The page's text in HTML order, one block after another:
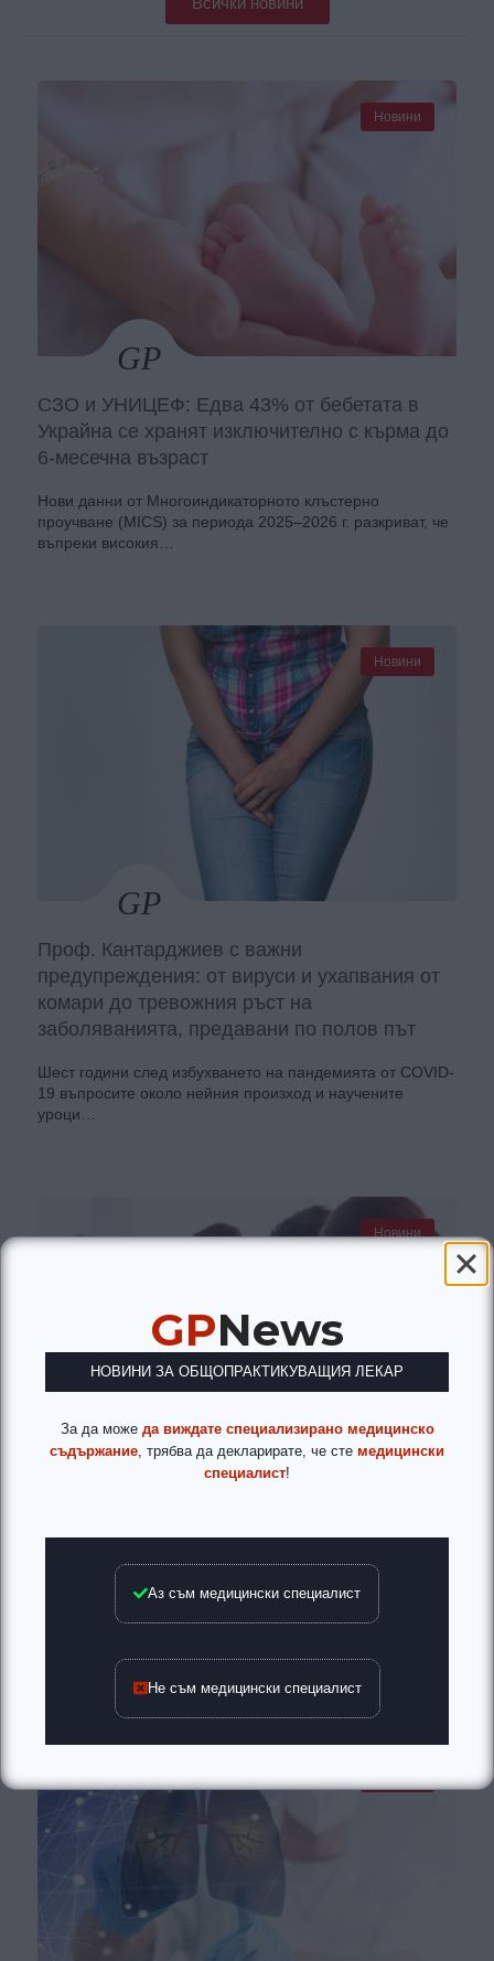
Новини
СЗО и УНИЦЕФ: Едва 43% от бебетата в
Украйна се хранят изключително с кърма до
6-месечна възраст
Нови данни от Многоиндикаторното клъстерно
проучване (MICS) за периода 2025–2026 г. разкриват, че
въпреки високия…
Новини
Проф. Кантарджиев с важни
предупреждения: от вируси и ухапвания от
комари до тревожния ръст на
заболяванията, предавани по полов път
Шест години след избухването на пандемията от COVID-
19 въпросите около нейния произход и научените
уроци…
Новини
закриват 28-те РЗИ
Мащабен план за пълно преструктуриране на
структури е подготвила…
GPNews
НОВИНИ ЗА ОБЩОПРАКТИКУВАЩИЯ ЛЕКАР
За да може да виждате специализирано медицинско
съдържание , трябва да декларирате, че сте медицински
специалист!
Аз съм медицински специалист
Не съм медицински специалист